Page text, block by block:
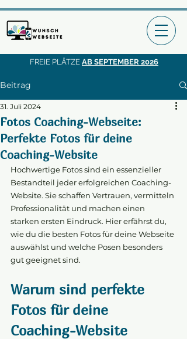
FREIE PLÄTZE AB SEPTEMBER 2026
Beitrag
Fotos Coaching-Webseite:
Perfekte Fotos für deine
Coaching-Website
31. Juli 2024
Hochwertige Fotos sind ein essenzieller
Bestandteil jeder erfolgreichen Coaching-
Website. Sie schaffen Vertrauen, vermitteln
Professionalität und machen einen
starken ersten Eindruck. Hier erfährst du,
wie du die besten Fotos für deine Webseite
auswählst und welche Posen besonders
gut geeignet sind.
Warum sind perfekte
Fotos für deine
Coaching-Website